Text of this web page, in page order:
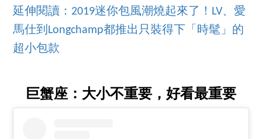
延伸閱讀：2019迷你包風潮燒起來了！LV、愛
馬仕到Longchamp都推出只裝得下「時髦」的
超小包款
巨蟹座：大小不重要，好看最重要